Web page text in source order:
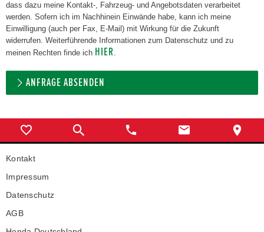
dass dazu meine Kontakt-, Fahrzeug- und Angebotsdaten verarbeitet
werden. Sofern ich im Nachhinein Einwände habe, kann ich meine
Einwilligung (auch per Fax, E-Mail) mit Wirkung für die Zukunft
widerrufen. Weiterführende Informationen zum Datenschutz und zu
meinen Rechten finde ich HIER.
ANFRAGE ABSENDEN
Kontakt
Impressum
Datenschutz
AGB